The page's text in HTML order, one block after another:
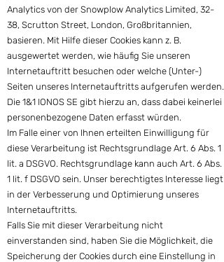
Analytics von der Snowplow Analytics Limited, 32-
38, Scrutton Street, London, Großbritannien,
basieren. Mit Hilfe dieser Cookies kann z. B.
ausgewertet werden, wie häufig Sie unseren
Internetauftritt besuchen oder welche (Unter-)
Seiten unseres Internetauftritts aufgerufen werden.
Die 1&1 IONOS SE gibt hierzu an, dass dabei keinerlei
personenbezogene Daten erfasst würden.
Im Falle einer von Ihnen erteilten Einwilligung für
diese Verarbeitung ist Rechtsgrundlage Art. 6 Abs. 1
lit. a DSGVO. Rechtsgrundlage kann auch Art. 6 Abs.
1 lit. f DSGVO sein. Unser berechtigtes Interesse liegt
in der Verbesserung und Optimierung unseres
Internetauftritts.
Falls Sie mit dieser Verarbeitung nicht
einverstanden sind, haben Sie die Möglichkeit, die
Speicherung der Cookies durch eine Einstellung in